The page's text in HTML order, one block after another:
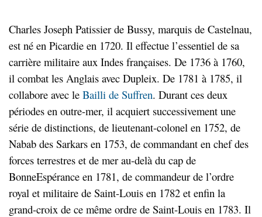
Charles Joseph Patissier de Bussy, marquis de Castelnau,
est né en Picardie en 1720. Il effectue l’essentiel de sa
carrière militaire aux Indes françaises. De 1736 à 1760,
il combat les Anglais avec Dupleix. De 1781 à 1785, il
collabore avec le Bailli de Suffren. Durant ces deux
périodes en outre-mer, il acquiert successivement une
série de distinctions, de lieutenant-colonel en 1752, de
Nabab des Sarkars en 1753, de commandant en chef des
forces terrestres et de mer au-delà du cap de
BonneEspérance en 1781, de commandeur de l’ordre
royal et militaire de Saint-Louis en 1782 et enfin la
grand-croix de ce même ordre de Saint-Louis en 1783. Il